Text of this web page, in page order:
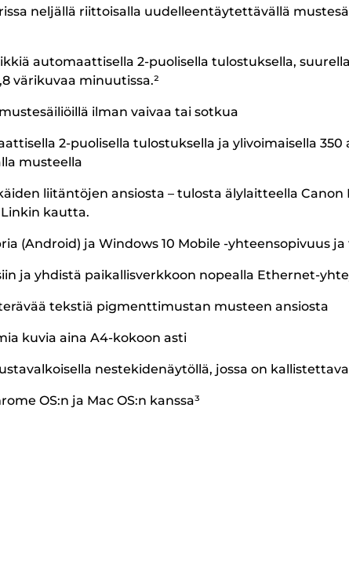
neljällä riittoisalla uudelleentäytettävällä
automaattisella 2-puolisella tulostuksella,
värikuvaa minuutissa.²
ilman vaivaa tai sotkua
2-puolisella tulostuksella ja ylivoimaisella
musteella
liitäntöjen ansiosta – tulosta älylaitteella
kautta.
(Android) ja Windows 10 Mobile -yhteensopivuus
ja yhdistä paikallisverkkoon nopealla Ethernet-
tekstiä pigmenttimustan musteen ansiosta
kuvia aina A4-kokoon asti
nestekidenäytöllä, jossa on
OS:n ja Mac OS:n kanssa³